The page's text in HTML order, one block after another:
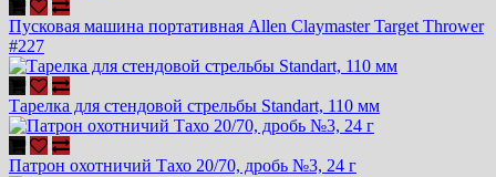
Пусковая машина портативная Allen Claymaster Target Thrower
#227
Тарелка для стендовой стрельбы Standart, 110 мм
Патрон охотничий Тахо 20/70, дробь №3, 24 г